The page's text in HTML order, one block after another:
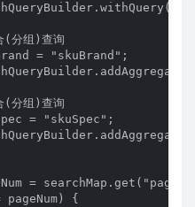
分组)查询
= "skuBrand";
分组)查询
= "skuSpec";
=
pageNum) {